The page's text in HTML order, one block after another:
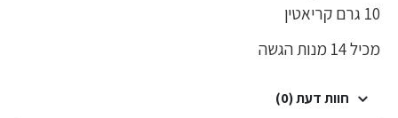
10 גרם קריאטין
מכיל 14 מנות הגשה
חוות דעת (0)